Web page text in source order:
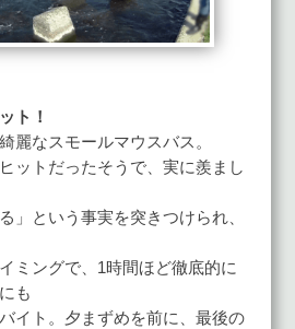
ト！
麗なスモールマウスバス。
ットだったそうで、実に羨まし
」という事実を突きつけられ、
ミングで、1時間ほど徹底的に
も
イト。夕まずめを前に、最後の